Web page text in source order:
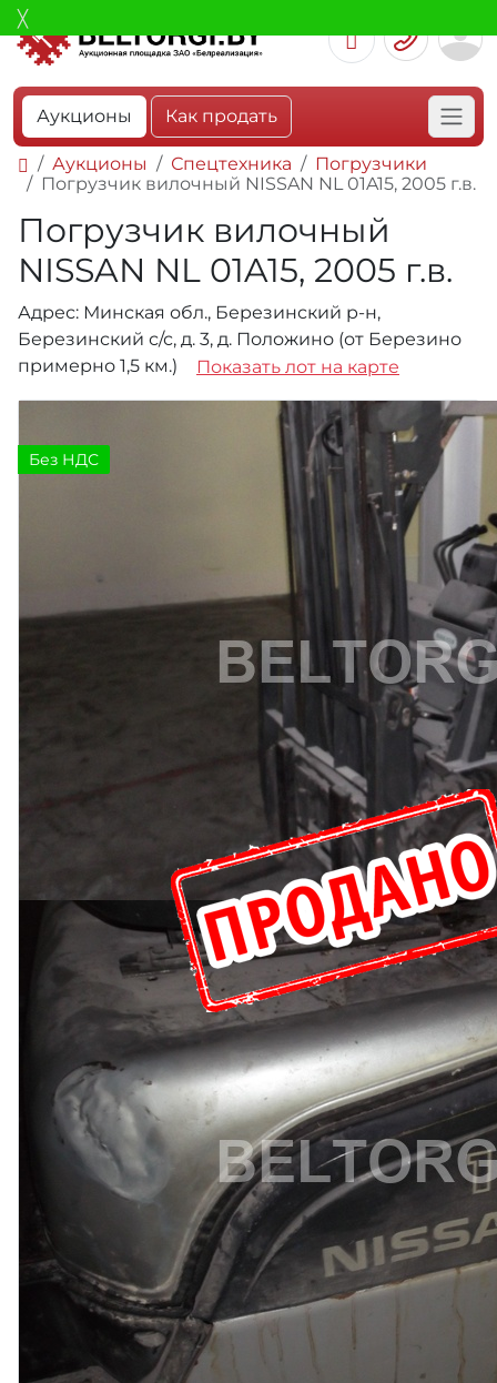
Аукционы Как продать
Аукционы Спецтехника
Погрузчики
Погрузчик вилочный NISSAN NL 01A15, 2005 г.в.
Погрузчик вилочный
NISSAN NL 01A15, 2005 г.в.
Адрес: Минская обл., Березинский р-н,
Березинский с/с, д. 3, д. Положино (от Березино
примерно 1,5 км.)
Показать лот на карте
Без НДС